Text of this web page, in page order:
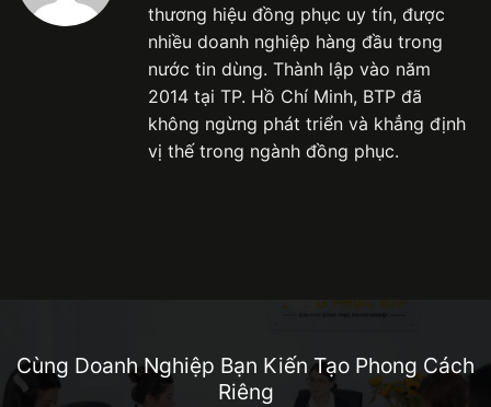
thương hiệu đồng phục uy tín, được
nhiều doanh nghiệp hàng đầu trong
nước tin dùng. Thành lập vào năm
2014 tại TP. Hồ Chí Minh, BTP đã
không ngừng phát triển và khẳng định
vị thế trong ngành đồng phục.
Cùng Doanh Nghiệp Bạn Kiến Tạo Phong Cách
Riêng